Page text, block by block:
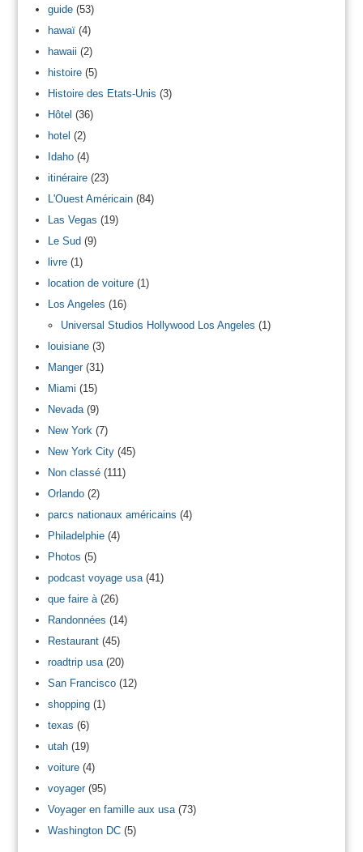
guide(53)
hawaï(4)
hawaii (2)
histoire(5)
Histoire des Etats-Unis (3)
Hôtel (36)
hotel (2)
Idaho(4)
itinéraire(23)
L'Ouest Américain(84)
Las Vegas (19)
Le Sud(9)
livre(1)
location de voiture(1)
Los Angeles (16)
Universal Studios Hollywood Los Angeles (1)
louisiane(3)
Manger(31)
Miami (15)
Nevada(9)
New York (7)
New York City(45)
Non classé(111)
Orlando(2)
parcs nationaux américains (4)
Philadelphie(4)
Photos (5)
podcast voyage usa(41)
que faire à(26)
Randonnées (14)
Restaurant(45)
roadtrip usa(20)
San Francisco(12)
shopping(1)
texas (6)
utah(19)
voiture(4)
voyager(95)
Voyager en famille aux usa(73)
Washington DC(5)